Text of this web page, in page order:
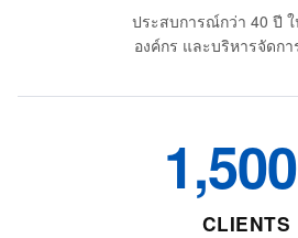
ประสบการณ์กว่า 40 ปี
องค์กร และบริหารจัดก
CLIENTS